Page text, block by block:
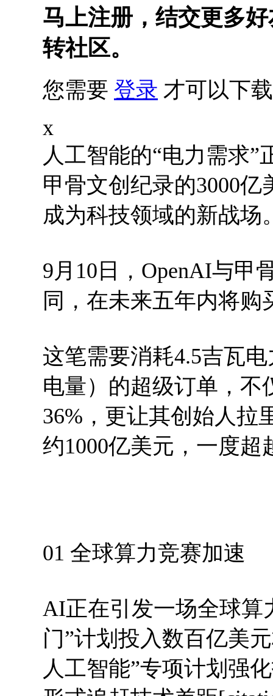
马上注册，结交更多
转社区。
您需要 登录 才可以下
x
人工智能的“电力需求”
甲骨文创纪录的3000
成为科技领域的新战场
9月10日，OpenAI与甲
同，在未来五年内将购
这笔需要消耗4.5吉瓦
电量）的超级订单，不
36%，更让其创始人拉
约1000亿美元，一度
01 全球算力竞赛加速
AI正在引发一场全球算
门”计划投入数百亿美
人工智能”专项计划强